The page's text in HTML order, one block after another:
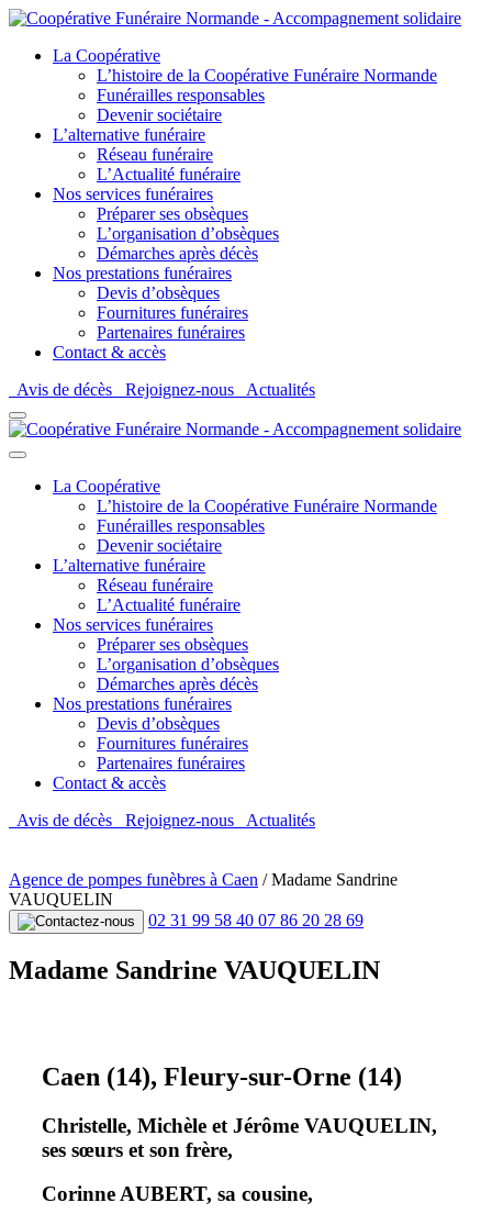
La Coopérative
L’histoire de la Coopérative Funéraire Normande
Funérailles responsables
Devenir sociétaire
L’alternative funéraire
Réseau funéraire
L’Actualité funéraire
Nos services funéraires
Préparer ses obsèques
L’organisation d’obsèques
Démarches après décès
Nos prestations funéraires
Devis d’obsèques
Fournitures funéraires
Partenaires funéraires
Contact & accès
Avis de décès
Rejoignez-nous Actualités
La Coopérative
L’histoire de la Coopérative Funéraire Normande
Funérailles responsables
Devenir sociétaire
L’alternative funéraire
Réseau funéraire
L’Actualité funéraire
Nos services funéraires
Préparer ses obsèques
L’organisation d’obsèques
Démarches après décès
Nos prestations funéraires
Devis d’obsèques
Fournitures funéraires
Partenaires funéraires
Contact & accès
Avis de décès
Rejoignez-nous Actualités
Agence de pompes funèbres à Caen /Madame Sandrine
VAUQUELIN
02 31 99 58 40 07 86 20 28 69
Madame Sandrine VAUQUELIN
Caen (14), Fleury-sur-Orne (14)
Christelle, Michèle et Jérôme VAUQUELIN,
ses sœurs et son frère,
Corinne AUBERT, sa cousine,